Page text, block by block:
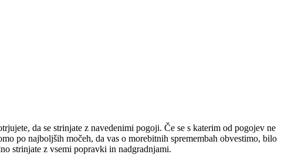
da se strinjate z navedenimi pogoji. Če se s katerim od pogojev ne
po najboljših močeh, da vas o morebitnih spremembah obvestimo, bilo
strinjate z vsemi popravki in nadgradnjami.